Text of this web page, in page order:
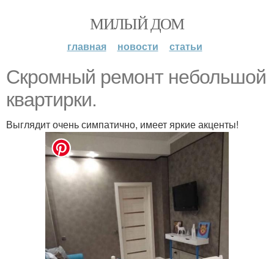
МИЛЫЙ ДОМ
главная новости статьи
Скромный ремонт небольшой
квартирки.
Выглядит очень симпатично, имеет яркие акценты!